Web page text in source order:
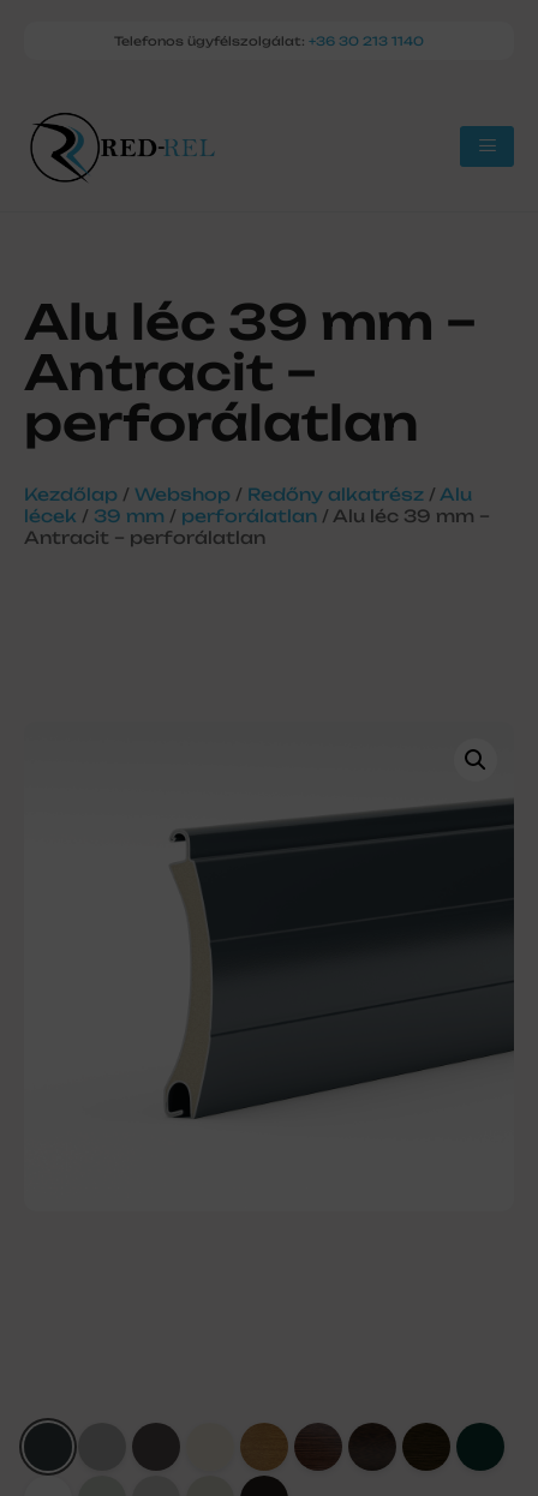
Telefonos ügyfélszolgálat: +36 30 213 1140
Alu léc 39 mm –
Antracit –
perforálatlan
Kezdőlap / Webshop / Redőny alkatrész / Alu
lécek / 39 mm / perforálatlan / Alu léc 39 mm –
Antracit – perforálatlan